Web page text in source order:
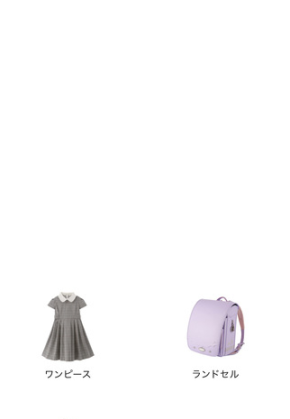
優先度順
レビュー順